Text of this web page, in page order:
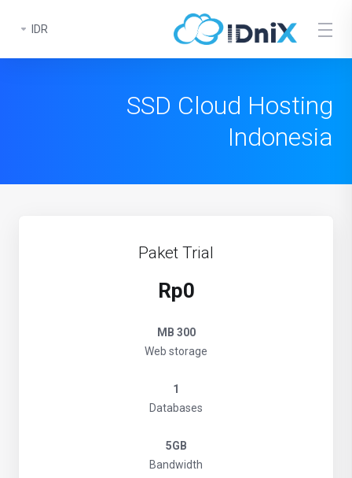
IDR
SSD Cloud Hosting
Indonesia
Paket Trial
Rp0
300 MB
Web storage
1
Databases
5GB
Bandwidth